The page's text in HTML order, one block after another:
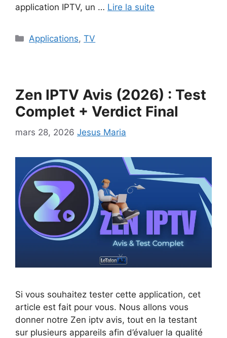
application IPTV, un … Lire la suite
Catégories
Applications,TV
Zen IPTV Avis (2026) : Test
Complet + Verdict Final
mars 28, 2026 Jesus Maria
Si vous souhaitez tester cette application, cet
article est fait pour vous. Nous allons vous
donner notre Zen iptv avis, tout en la testant
sur plusieurs appareils afin d’évaluer la qualité